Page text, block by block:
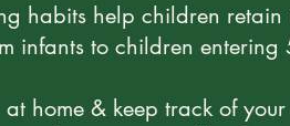
habits help children retain
infants to children entering
at home & keep track of